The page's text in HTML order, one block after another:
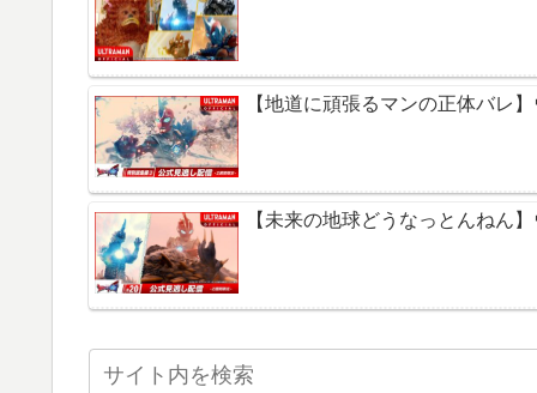
【地道に頑張るマンの正体バレ
【未来の地球どうなっとんねん